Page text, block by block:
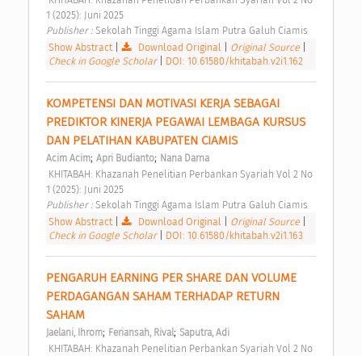
1 (2025): Juni 2025
Publisher : Sekolah Tinggi Agama Islam Putra Galuh Ciamis
Show Abstract| Download Original Original Source
Check in Google Scholar
DOI: 10.61580/khitabah.v2i1.162
KOMPETENSI DAN MOTIVASI KERJA SEBAGAI
PREDIKTOR KINERJA PEGAWAI LEMBAGA KURSUS
DAN PELATIHAN KABUPATEN CIAMIS
Acim Acim; Apri Budianto; Nana Darna
1 (2025): Juni 2025
Publisher : Sekolah Tinggi Agama Islam Putra Galuh Ciamis
Show Abstract| Download Original Original Source
Check in Google Scholar
DOI: 10.61580/khitabah.v2i1.163
PENGARUH EARNING PER SHARE DAN VOLUME
PERDAGANGAN SAHAM TERHADAP RETURN
SAHAM
Jaelani, Ihrom; Feriansah, Rival; Saputra, Adi